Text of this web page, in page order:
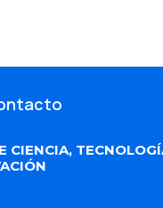
CIENCIA,